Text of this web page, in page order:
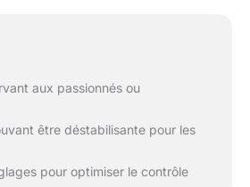
aux passionnés ou
être déstabilisante pour les
pour optimiser le contrôle